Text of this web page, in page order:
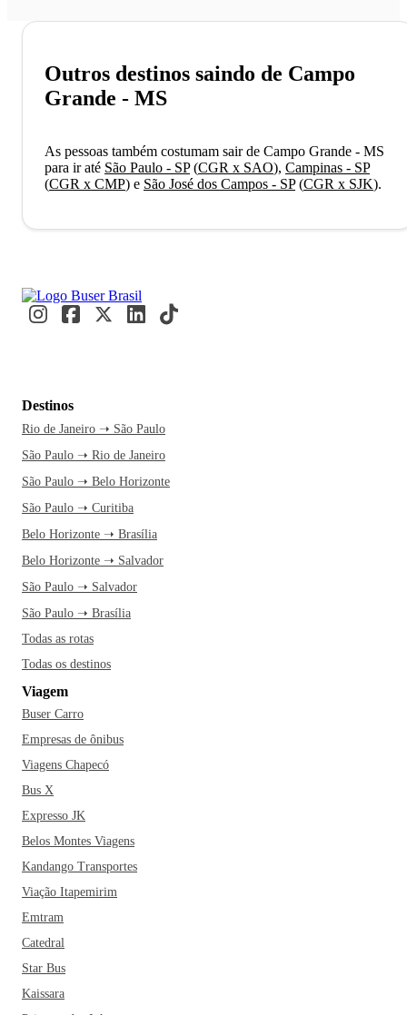
Outros destinos saindo de Campo
Grande - MS
As pessoas também costumam sair de Campo Grande - MS
para ir até São Paulo - SP(CGR x SAO), Campinas - SP
(CGR x CMP) e São José dos Campos - SP(CGR x SJK).
Destinos
Rio de Janeiro ➝ São Paulo
São Paulo ➝ Rio de Janeiro
São Paulo ➝ Belo Horizonte
São Paulo ➝ Curitiba
Belo Horizonte ➝ Brasília
Belo Horizonte ➝ Salvador
São Paulo ➝ Salvador
São Paulo ➝ Brasília
Todas as rotas
Todas os destinos
Viagem
Buser Carro
Empresas de ônibus
Viagens Chapecó
Bus X
Expresso JK
Belos Montes Viagens
Kandango Transportes
Viação Itapemirim
Emtram
Catedral
Star Bus
Kaissara